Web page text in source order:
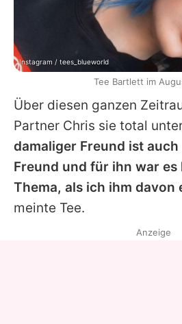
Über diesen ganzen
Partner Chris sie total
damaliger Freund ist
Freund und für ihn war es
Thema, als ich ihm davon
meinte Tee.
Instagram / tees_blueworld
Tee Bartlett im
Anzeige